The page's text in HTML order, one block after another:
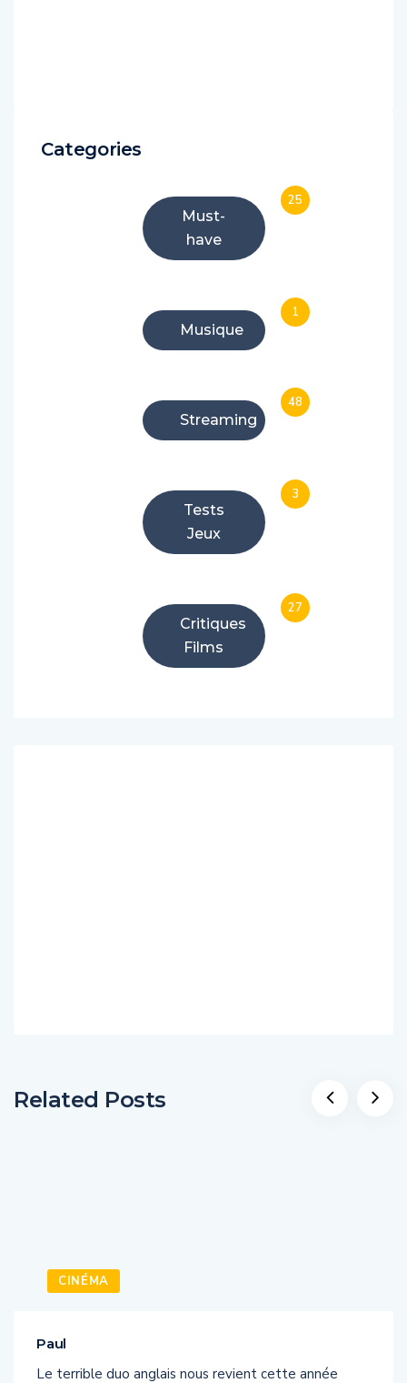
Categories
Must-
have
25
Musique
1
Streaming
48
Tests
Jeux
3
Critiques
Films
27
Related Posts
CINÉMA
Paul
Le terrible duo anglais nous revient cette année